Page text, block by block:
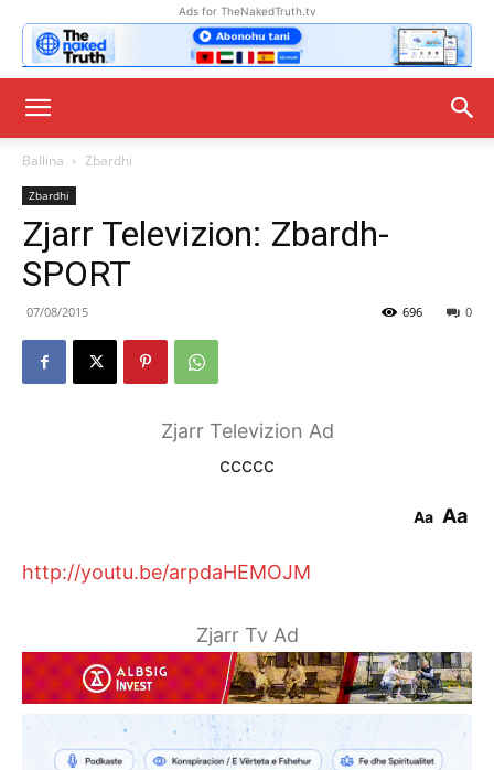
Ads for TheNakedTruth.tv
Ballina Zbardhi
Zbardhi
Zjarr Televizion: Zbardh-
SPORT
07/08/2015 0
696
Zjarr Televizion Ad
ccccc
Aa Aa
http://youtu.be/arpdaHEMOJM
Zjarr Tv Ad